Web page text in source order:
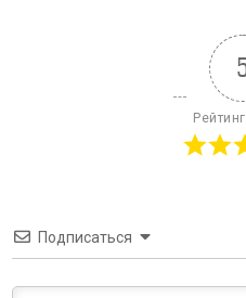
Подписаться